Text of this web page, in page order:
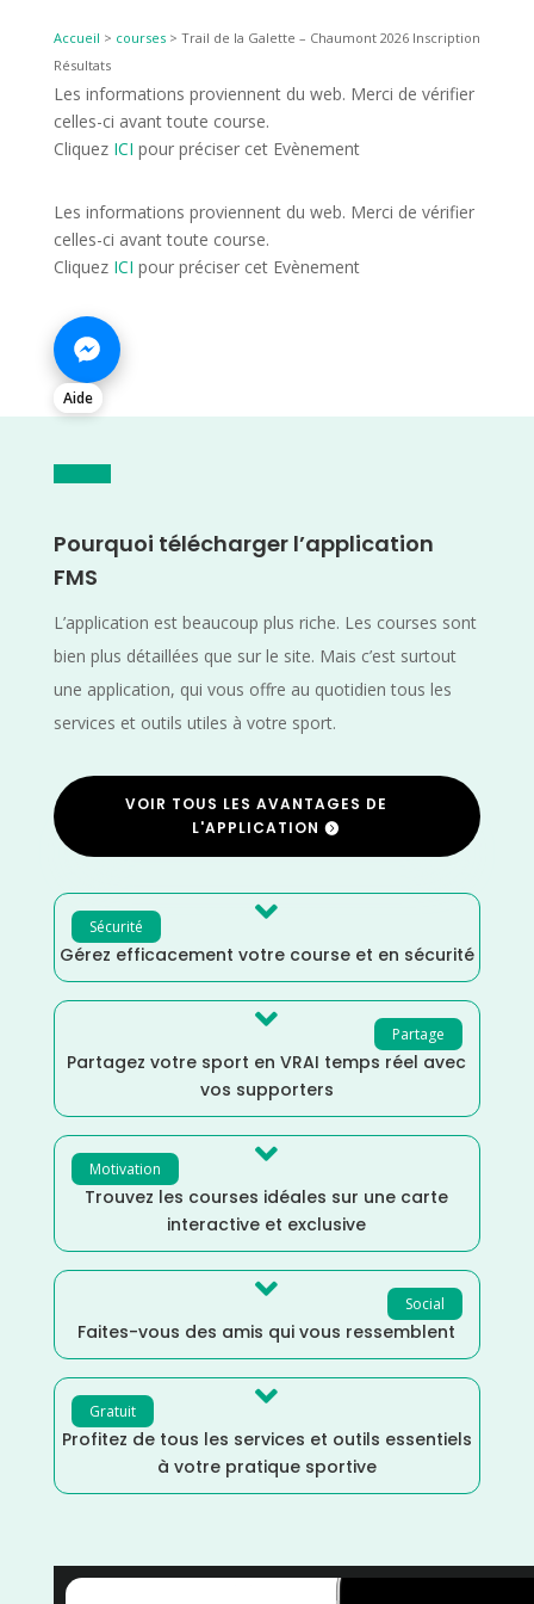
Accueil > courses> Trail de la Galette – Chaumont 2026 Inscription
Résultats
Les informations proviennent du web. Merci de vérifier
celles-ci avant toute course.
Cliquez ICI pour préciser cet Evènement
Les informations proviennent du web. Merci de vérifier
celles-ci avant toute course.
Cliquez ICI pour préciser cet Evènement
Aide
Pourquoi télécharger l’application
FMS
L’application est beaucoup plus riche. Les courses sont
bien plus détaillées que sur le site. Mais c’est surtout
une application, qui vous offre au quotidien tous les
services et outils utiles à votre sport.
VOIR TOUS LES AVANTAGES DE
L'APPLICATION
Sécurité 
Gérez efficacement votre course et en sécurité
Partage

Partagez votre sport en VRAI temps réel avec
vos supporters
Motivation 
Trouvez les courses idéales sur une carte
interactive et exclusive
Social

Faites-vous des amis qui vous ressemblent
Gratuit 
Profitez de tous les services et outils essentiels
à votre pratique sportive